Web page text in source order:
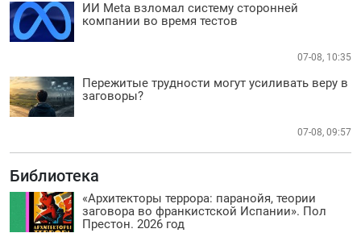
ИИ Meta взломал систему сторонней
компании во время тестов
07-08, 10:35
Пережитые трудности могут усиливать веру в
заговоры?
07-08, 09:57
Библиотека
«Архитекторы террора: паранойя, теории
заговора во франкистской Испании». Пол
Престон. 2026 год